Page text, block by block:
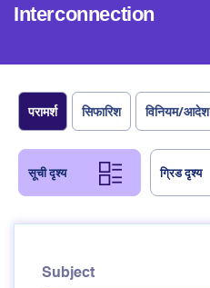
Interconnection
परामर्श सिफारिश विनियम/आदेश
सूची दृश्य ग्रिड दृश्य
Subject